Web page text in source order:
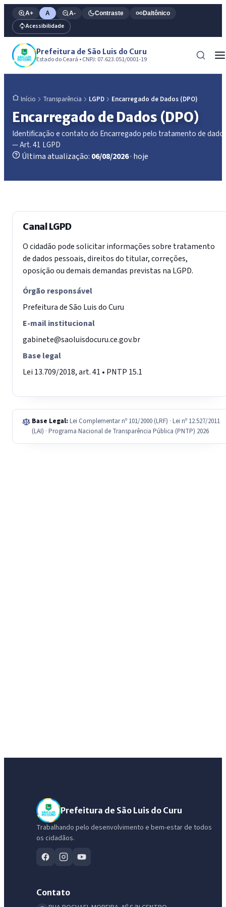
A+ A A- Contraste Daltônico
Acessibilidade
Prefeitura de São Luis do Curu
Estado do Ceará • CNPJ: 07.623.051/0001-19
Início Transparência LGPD Encarregado de Dados (DPO)
Encarregado de Dados (DPO)
Identificação e contato do Encarregado pelo tratamento de
— Art. 41 LGPD
Última atualização: 06/08/2026· hoje
Canal LGPD
O cidadão pode solicitar informações sobre tratamento
de dados pessoais, direitos do titular, correções,
oposição ou demais demandas previstas na LGPD.
Órgão responsável
Prefeitura de São Luis do Curu
E-mail institucional
gabinete@saoluisdocuru.ce.gov.br
Base legal
Lei 13.709/2018, art. 41 • PNTP 15.1
Base Legal: Lei Complementar nº 101/2000 (LRF) · Lei nº 12.527/2011
(LAI) · Programa Nacional de Transparência Pública (PNTP) 2026
Prefeitura de São Luis do Curu
Trabalhando pelo desenvolvimento e bem-estar de todos
os cidadãos.
Contato
IntGest AI